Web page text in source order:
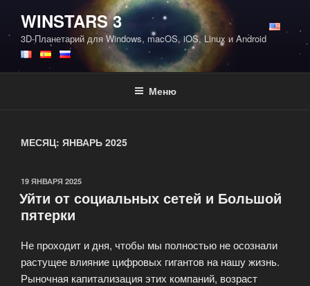
содержимому
WINSTARS 3
3D-Планетарий для Windows, macOS, iOS, Linux и Android
Меню
МЕСЯЦ: ЯНВАРЬ 2025
ОПУБЛИКОВАНО
19 ЯНВАРЯ 2025
Уйти от социальных сетей и Большой
пятерки
Не проходит и дня, чтобы мы полностью не осознали
растущее влияние цифровых гигантов на нашу жизнь.
Рыночная капитализация этих компаний, возраст